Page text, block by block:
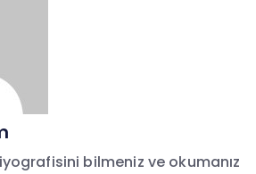
bilmeniz ve okumanız